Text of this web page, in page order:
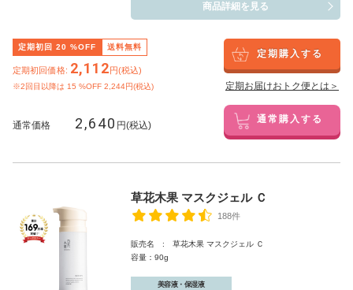
商品詳細を見る
定期初回 20 %OFF 送料無料
定期初回価格: 2,112円(税込)
※2回目以降は 15 %OFF 2,244円(税込)
定期購入する
定期お届けおトク便とは＞
通常価格 2,640 円(税込) 通常購入する
草花木果 マスクジェル Ｃ
188件
販売名 : 草花木果 マスクジェル Ｃ
容量：90g
美容液・保湿液